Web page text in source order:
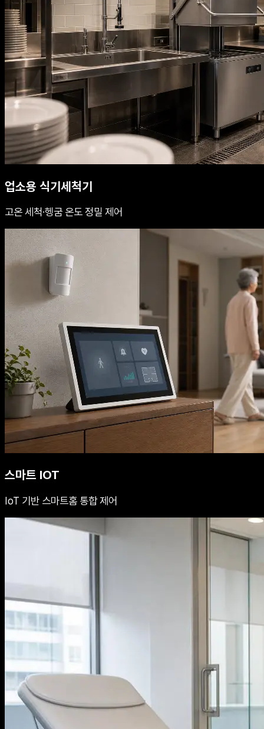
업소용 식기세척기
고온 세척·헹굼 온도 정밀 제어
스마트 IOT
IoT 기반 스마트홈 통합 제어